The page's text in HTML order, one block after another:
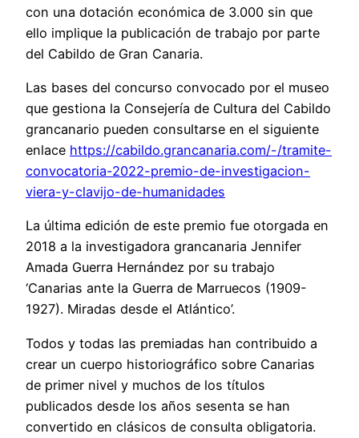
con una dotación económica de 3.000 sin que
ello implique la publicación de trabajo por parte
del Cabildo de Gran Canaria.
Las bases del concurso convocado por el museo
que gestiona la Consejería de Cultura del Cabildo
grancanario pueden consultarse en el siguiente
enlace https://cabildo.grancanaria.com/-/tramite-
convocatoria-2022-premio-de-investigacion-
viera-y-clavijo-de-humanidades
La última edición de este premio fue otorgada en
2018 a la investigadora grancanaria Jennifer
Amada Guerra Hernández por su trabajo
‘Canarias ante la Guerra de Marruecos (1909-
1927). Miradas desde el Atlántico’.
Todos y todas las premiadas han contribuido a
crear un cuerpo historiográfico sobre Canarias
de primer nivel y muchos de los títulos
publicados desde los años sesenta se han
convertido en clásicos de consulta obligatoria.